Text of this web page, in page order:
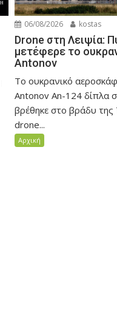
06/08/2026 kostas
Drone στη Λειψία:
μετέφερε το
Antonov
Το ουκρανικό
Antonov An-124 δίπλα
βρέθηκε στο βράδυ της
drone...
Αρχική